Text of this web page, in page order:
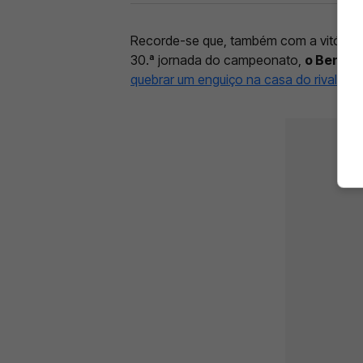
Recorde-se que, também com a vitória
30.ª jornada do campeonato, o
quebrar um enguiço na casa do rival